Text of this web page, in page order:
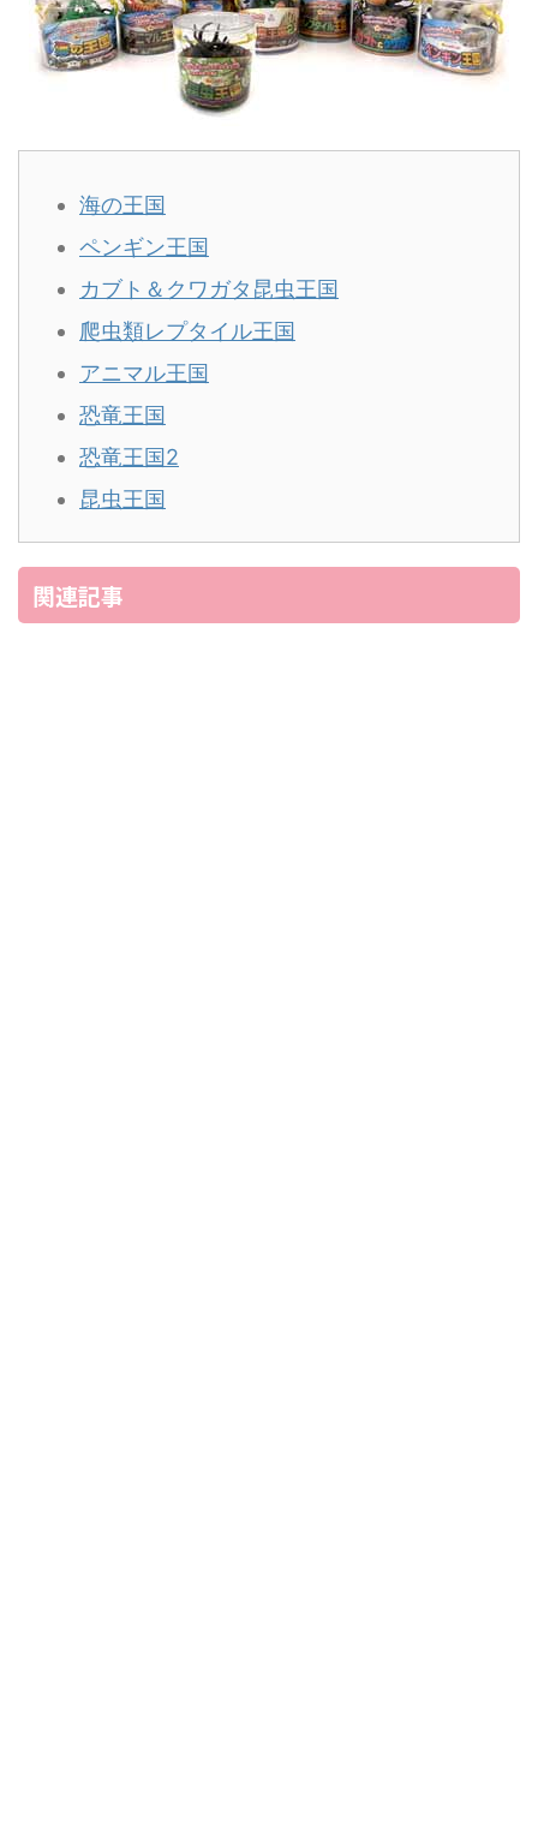
海の王国
ペンギン王国
カブト＆クワガタ昆虫王国
爬虫類レプタイル王国
アニマル王国
恐竜王国
恐竜王国2
昆虫王国
関連記事